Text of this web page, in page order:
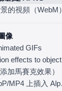
的視頻（WebM）
像
GIFs
加馬賽克效果）
如何